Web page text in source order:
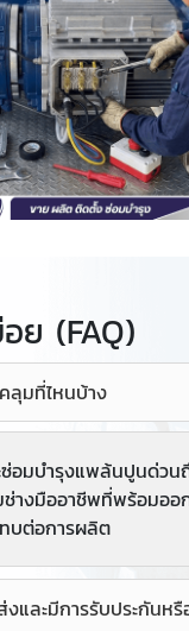
ย (FAQ)
ลุมที่ไหนบ้าง
อมบำรุงแพล้นปูนด่วน
ช่างมืออาชีพที่พร้อมอ
บต่อการผลิต
และมีการรับประกันหรื